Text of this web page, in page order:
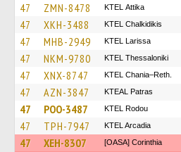
47 ZMN-8478 KΤΕL Αttika
47 XKH-3488 ΚΤΕL Chalkidikis
47 MHB-2949 KTEL Larissa
47 NKM-9780 KTEL Thessaloniki
47 XNX-8747 KTEL Chania–Reth.
47 AZN-3847 KTEAL Patras
47 POO-3487 ΚΤΕL Rodou
47 TPH-7947 KTEL Arcadia
47 XEH-8307 [OASA] Corinthia